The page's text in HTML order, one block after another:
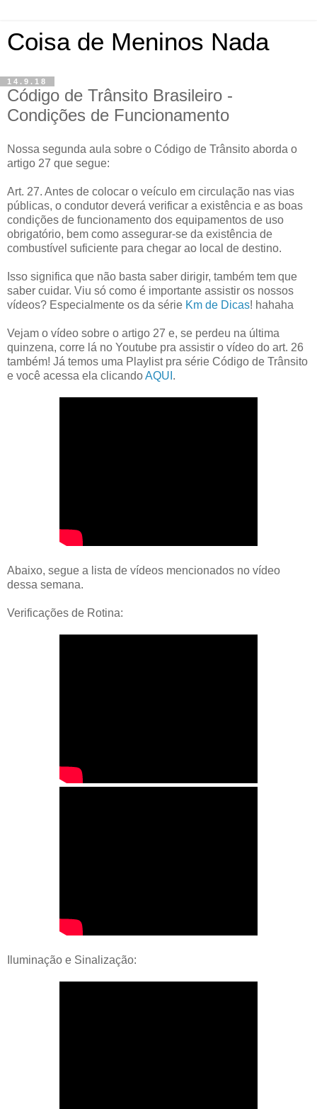
Coisa de Meninos Nada
14.9.18
Código de Trânsito Brasileiro -
Condições de Funcionamento
Nossa segunda aula sobre o Código de Trânsito aborda o
artigo 27 que segue:
Art. 27. Antes de colocar o veículo em circulação nas vias
públicas, o condutor deverá verificar a existência e as boas
condições de funcionamento dos equipamentos de uso
obrigatório, bem como assegurar-se da existência de
combustível suficiente para chegar ao local de destino.
Isso significa que não basta saber dirigir, também tem que
saber cuidar. Viu só como é importante assistir os nossos
vídeos? Especialmente os da série Km de Dicas! hahaha
Vejam o vídeo sobre o artigo 27 e, se perdeu na última
quinzena, corre lá no Youtube pra assistir o vídeo do art. 26
também! Já temos uma Playlist pra série Código de Trânsito
e você acessa ela clicandoAQUI .
Abaixo, segue a lista de vídeos mencionados no vídeo
dessa semana.
Verificações de Rotina:
Iluminação e Sinalização: